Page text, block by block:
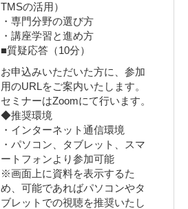
TMSの活用）
・専門分野の選び方
・講座学習と進め方
■質疑応答（10分）
お申込みいただいた方に、参加
用のURLをご案内いたします。
セミナーはZoomにて行います。
◆推奨環境
・インターネット通信環境
・パソコン、タブレット、スマ
ートフォンより参加可能
※画面上に資料を表示するた
め、可能であればパソコンやタ
ブレットでの視聴を推奨いたし